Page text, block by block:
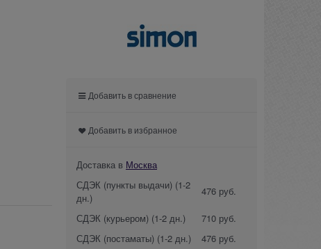
Добавить в сравнение
Добавить в избранное
Доставка в Москва
СДЭК (пункты выдачи) (1-2
дн.)
476 руб.
СДЭК (курьером) (1-2 дн.)
710 руб.
СДЭК (постаматы) (1-2 дн.) 476 руб.